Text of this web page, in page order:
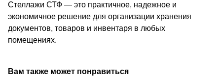
Стеллажи СТФ — это практичное, надежное и
экономичное решение для организации хранения
документов, товаров и инвентаря в любых
помещениях.
Вам также может понравиться